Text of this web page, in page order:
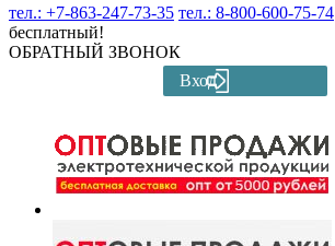
тел.: +7-863-247-73-35 тел.: 8-800-600-75-74
бесплатный!
ОБРАТНЫЙ ЗВОНОК
Вход